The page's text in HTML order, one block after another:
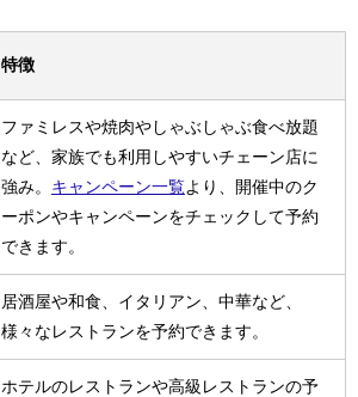
特徴
ファミレスや焼肉やしゃぶしゃぶ食べ放題
など、家族でも利用しやすいチェーン店に
強み。 キャンペーン一覧より、開催中のク
ーポンやキャンペーンをチェックして予約
できます。
居酒屋や和食、イタリアン、中華など、
様々なレストランを予約できます。
ホテルのレストランや高級レストランの予